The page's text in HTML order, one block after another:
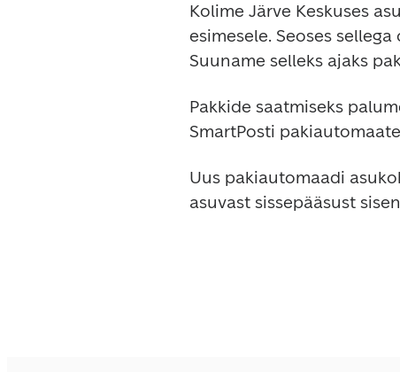
Kolime Järve Keskuses
esimesele. Seoses
Suuname selleks ajaks
Pakkide saatmiseks
SmartPosti
Uus pakiautomaadi
asuvast sissepääsust